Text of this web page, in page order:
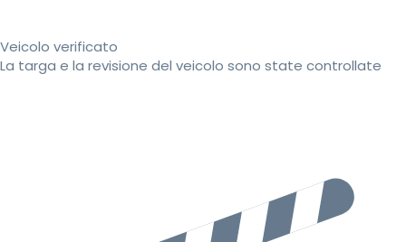
Veicolo verificato
La targa e la revisione del veicolo sono state controllate